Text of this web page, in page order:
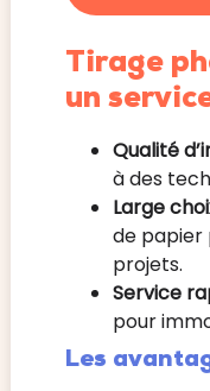
Tirage
un
Qualité
à des
Large
de papier
projets.
Service
pour
Les